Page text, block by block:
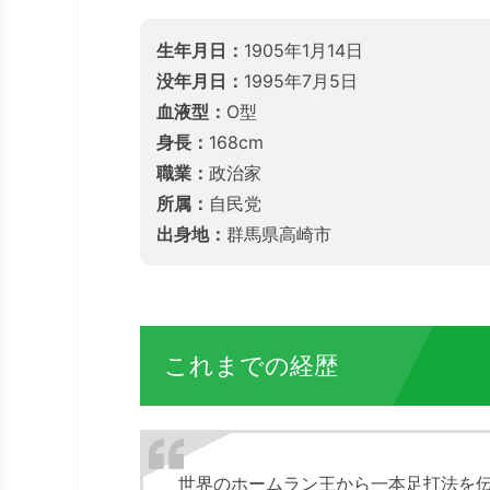
生年月日： 1905年1月14日
没年月日： 1995年7月5日
血液型： O型
身長： 168cm
職業： 政治家
所属： 自民党
出身地： 群馬県高崎市
これまでの経歴
世界のホームラン王から一本足打法を